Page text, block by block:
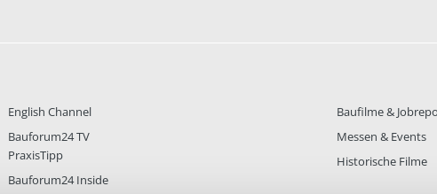
English Channel
Bauforum24 TV
PraxisTipp
Bauforum24 Inside
Baufilme &
Messen & Events
Historische Filme